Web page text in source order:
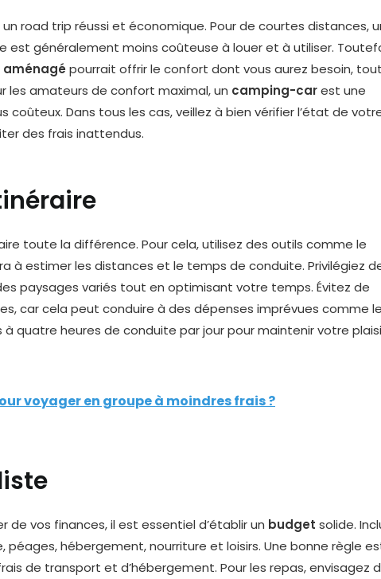
road trip réussi et économique. Pour de courtes distances,
est généralement moins coûteuse à louer et à utiliser.
aménagé pourrait offrir le confort dont vous aurez besoin,
les amateurs de confort maximal, un camping-carest une
coûteux. Dans tous les cas, veillez à bien vérifier l’état de
des frais inattendus.
toute la différence. Pour cela, utilisez des outils comme le
à estimer les distances et le temps de conduite. Privilégiez
paysages variés tout en optimisant votre temps. Évitez de
car cela peut conduire à des dépenses imprévues comme le
quatre heures de conduite par jour pour maintenir votre
voyager en groupe à moindres frais ?
de vos finances, il est essentiel d’établir un budget solide.
péages, hébergement, nourriture et loisirs. Une bonne règle
de transport et d’hébergement. Pour les repas, envisagez